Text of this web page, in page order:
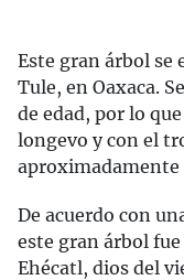
Este gran árbol se
Tule, en Oaxaca.
de edad, por lo
longevo y con el
De acuerdo con
este gran árbol
Ehécatl, dios del